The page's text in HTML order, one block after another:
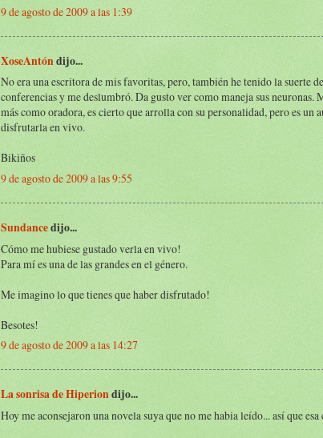
9 de agosto de 2009 a las 1:39
XoseAntóndijo...
No era una escritora de mis favoritas, pero, también he tenido la suerte
conferencias y me deslumbró. Da gusto ver como maneja sus neuronas.
más como oradora, es cierto que arrolla con su personalidad, pero es un
disfrutarla en vivo.
Bikiños
9 de agosto de 2009 a las 9:55
Sundancedijo...
Cómo me hubiese gustado verla en vivo!
Para mí es una de las grandes en el género.
Me imagino lo que tienes que haber disfrutado!
Besotes!
9 de agosto de 2009 a las 14:27
La sonrisa de Hiperiondijo...
Hoy me aconsejaron una novela suya que no me habia leído... así que